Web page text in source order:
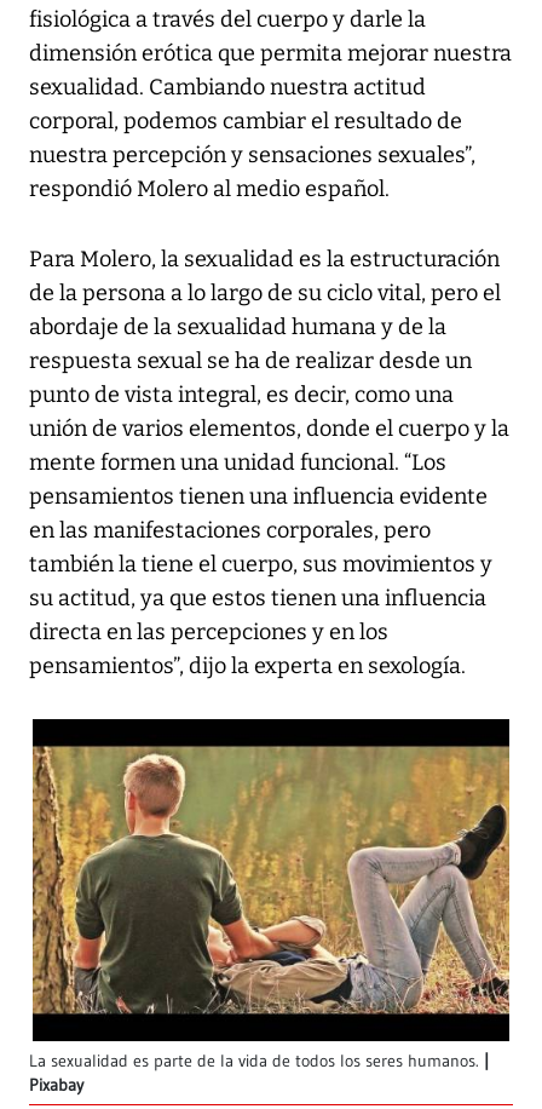
fisiológica a través del cuerpo y darle la
dimensión erótica que permita mejorar nuestra
sexualidad. Cambiando nuestra actitud
corporal, podemos cambiar el resultado de
nuestra percepción y sensaciones sexuales”,
respondió Molero al medio español.
Para Molero, la sexualidad es la estructuración
de la persona a lo largo de su ciclo vital, pero el
abordaje de la sexualidad humana y de la
respuesta sexual se ha de realizar desde un
punto de vista integral, es decir, como una
unión de varios elementos, donde el cuerpo y la
mente formen una unidad funcional. “Los
pensamientos tienen una influencia evidente
en las manifestaciones corporales, pero
también la tiene el cuerpo, sus movimientos y
su actitud, ya que estos tienen una influencia
directa en las percepciones y en los
pensamientos”, dijo la experta en sexología.
La sexualidad es parte de la vida de todos los seres humanos.
Pixabay